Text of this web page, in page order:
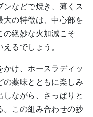
ンなどで焼き、薄くス
大の特徴は、中心部を
の絶妙な火加減こそ
るでしょう。
け、ホースラディッ
の薬味とともに楽しみ
ながら、さっぱりと
。この組み合わせの妙